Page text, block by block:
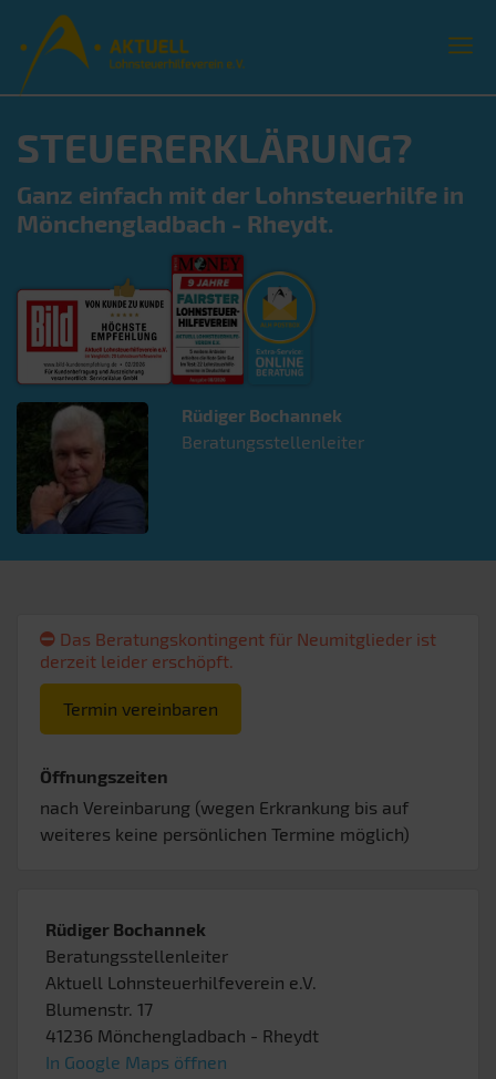
STEUERERKLÄRUNG?
Ganz einfach mit der Lohnsteuerhilfe in
Mönchengladbach - Rheydt.
Rüdiger Bochannek
Beratungsstellenleiter
Das Beratungskontingent für Neumitglieder ist
derzeit leider erschöpft.
Termin vereinbaren
Öffnungszeiten
nach Vereinbarung (wegen Erkrankung bis auf
weiteres keine persönlichen Termine möglich)
Rüdiger Bochannek
Beratungsstellenleiter
Aktuell Lohnsteuerhilfeverein e.V.
Blumenstr. 17
41236 Mönchengladbach - Rheydt
In Google Maps öffnen